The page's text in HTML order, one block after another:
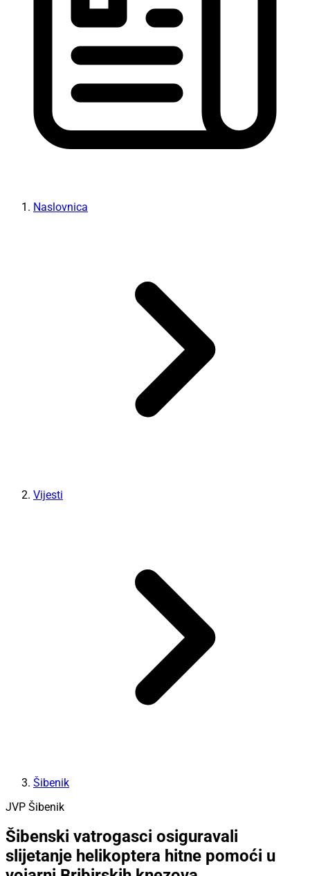
Naslovnica
Vijesti
Šibenik
JVP Šibenik
Šibenski vatrogasci osiguravali
slijetanje helikoptera hitne pomoći u